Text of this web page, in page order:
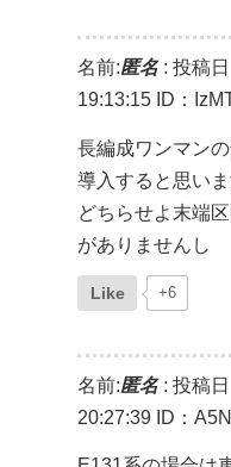
名前:匿名: 投稿
19:13:15 ID：
長編成ワンマン
導入すると思い
どちらせよ末端
がありませんし
Like +6
名前:匿名: 投稿
20:27:39 ID：